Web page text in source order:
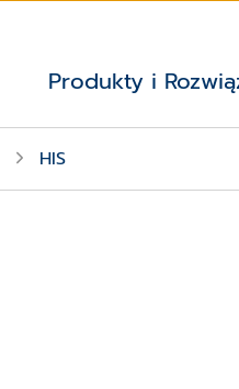
Produkty i
HIS